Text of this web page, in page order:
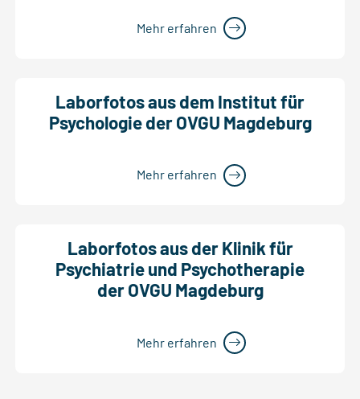
Mehr erfahren
Laborfotos aus dem Institut für
Psychologie der OVGU Magdeburg
Mehr erfahren
Laborfotos aus der Klinik für
Psychiatrie und Psychotherapie
der OVGU Magdeburg
Mehr erfahren